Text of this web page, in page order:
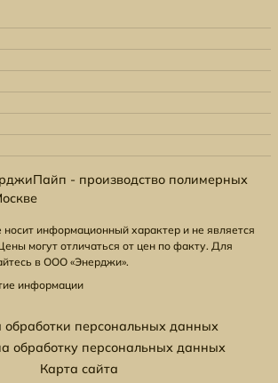
- производство полимерных
информационный характер и не является
могут отличаться от цен по факту. Для
в ООО «Энерджи».
информации
обработки персональных данных
обработку персональных данных
Карта сайта